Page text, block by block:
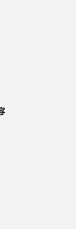
ネクスコ）施工
サルティング業
支援業務
可審査・適正化指
ジェクト・マネジ
の送付方法につ